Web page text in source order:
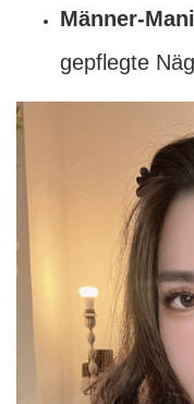
Männer-
gepflegte